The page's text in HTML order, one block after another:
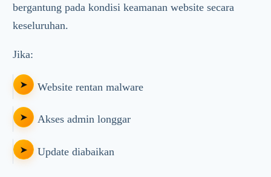
bergantung pada kondisi keamanan website secara
keseluruhan.
Jika:
Website rentan malware
Akses admin longgar
Update diabaikan